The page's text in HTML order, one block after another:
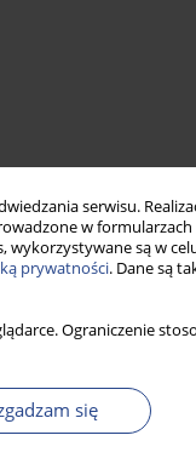
serwisu.
w
wykorzystywane są w
prywatności. Dane są
Ograniczenie
się